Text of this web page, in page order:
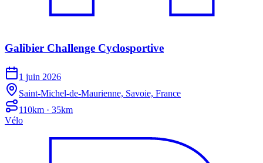
Galibier Challenge Cyclosportive
1 juin 2026
Saint-Michel-de-Maurienne, Savoie, France
110km · 35km
Vélo